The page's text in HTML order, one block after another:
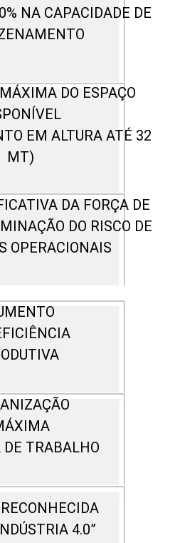
NA CAPACIDADE DE
DO ESPAÇO
EM ALTURA ATÉ 32
MT)
DA FORÇA DE
DO RISCO DE
OPERACIONAIS
DE TRABALHO
4.0”